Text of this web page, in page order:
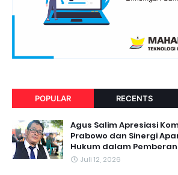
POPULAR RECENTS
Agus Salim Apresiasi
Prabowo dan Sinergi
Hukum dalam
Juli 12, 2026